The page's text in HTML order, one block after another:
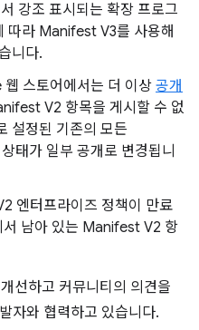
강조 표시되는 확장 프로그
따라 Manifest V3를 사용해
니다.
스토어에서는 더 이상 공개
V2 항목을 게시할 수 없
설정된 기존의 모든
태가 일부 공개로 변경됩니
엔터프라이즈 정책이 만료
남아 있는 Manifest V2 항
선하고 커뮤니티의 의견을
자와 협력하고 있습니다.